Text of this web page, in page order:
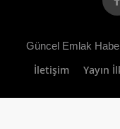
Güncel Emlak
İletişim Yayın